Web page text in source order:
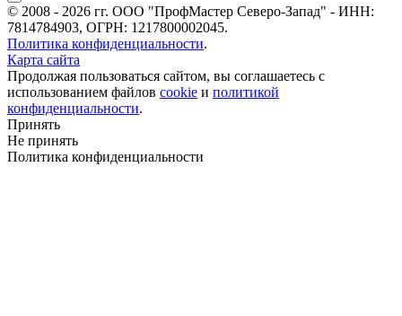
© 2008 - 2026 гг. ООО "ПрофМастер Северо-Запад" - ИНН:
7814784903, ОГРН: 1217800002045.
Политика конфиденциальности.
Карта сайта
Продолжая пользоваться сайтом, вы соглашаетесь с
использованием файлов cookie и политикой
конфиденциальности.
Принять
Не принять
Политика конфиденциальности